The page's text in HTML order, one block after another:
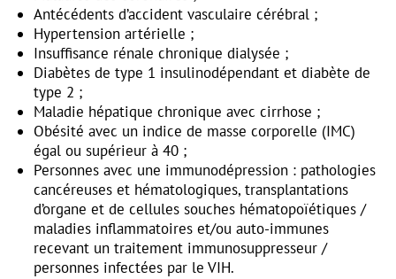
Antécédents d’accident vasculaire cérébral ;
Hypertension artérielle ;
Insuffisance rénale chronique dialysée ;
Diabètes de type 1 insulinodépendant et diabète de
type 2 ;
Maladie hépatique chronique avec cirrhose ;
Obésité avec un indice de masse corporelle (IMC)
égal ou supérieur à 40 ;
Personnes avec une immunodépression : pathologies
cancéreuses et hématologiques, transplantations
d’organe et de cellules souches hématopoïétiques /
maladies inflammatoires et/ou auto-immunes
recevant un traitement immunosuppresseur /
personnes infectées par le VIH.